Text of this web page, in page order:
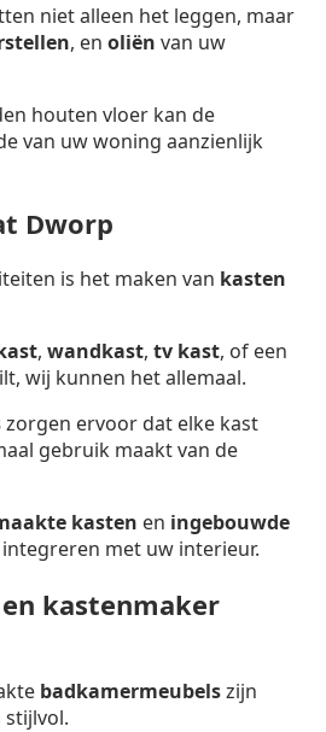
niet alleen het leggen, maar
, en oliën van uw
houten vloer kan de
van uw woning aanzienlijk
Dworp
is het maken van kasten
, wandkast, tv kast, of een
wij kunnen het allemaal.
zorgen ervoor dat elke kast
gebruik maakt van de
kasten en ingebouwde
met uw interieur.
kastenmaker
badkamermeubelszijn